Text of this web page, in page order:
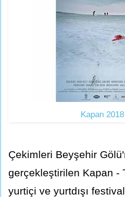
Kapan
Çekimleri Beyşehir
gerçekleştirilen Kapan -
yurtiçi ve yurtdışı